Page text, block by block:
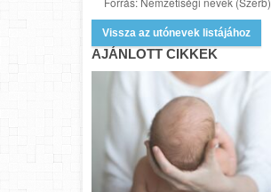
Vissza az utónevek listájához
AJÁNLOTT CIKKEK